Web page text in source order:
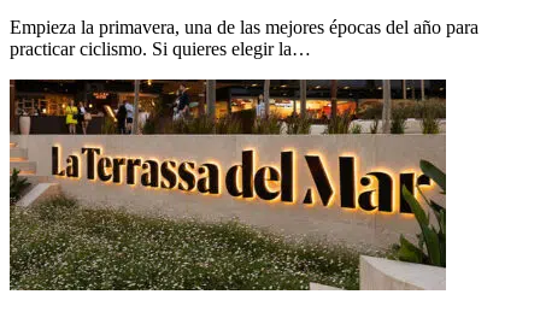
Empieza la primavera, una de las mejores épocas del año para
practicar ciclismo. Si quieres elegir la…